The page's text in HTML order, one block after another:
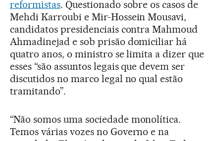
reformistas. Questionado sobre os casos de
Mehdi Karroubi e Mir-Hossein Mousavi,
candidatos presidenciais contra Mahmoud
Ahmadinejad e sob prisão domiciliar há
quatro anos, o ministro se limita a dizer que
esses “são assuntos legais que devem ser
discutidos no marco legal no qual estão
tramitando”.
“Não somos uma sociedade monolítica.
Temos várias vozes no Governo e na